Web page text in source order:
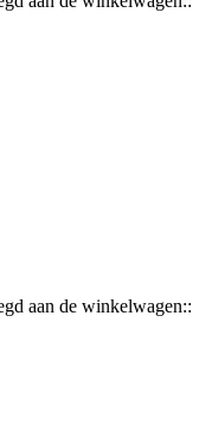
aan de winkelwagen::